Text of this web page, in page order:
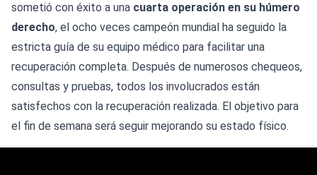
sometió con éxito a una cuarta operación en su húmero
derecho, el ocho veces campeón mundial ha seguido la
estricta guía de su equipo médico para facilitar una
recuperación completa. Después de numerosos chequeos,
consultas y pruebas, todos los involucrados están
satisfechos con la recuperación realizada. El objetivo para
el fin de semana será seguir mejorando su estado físico.